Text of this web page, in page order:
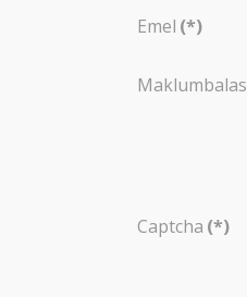
Emel (*)
Maklumbalas
Captcha (*)